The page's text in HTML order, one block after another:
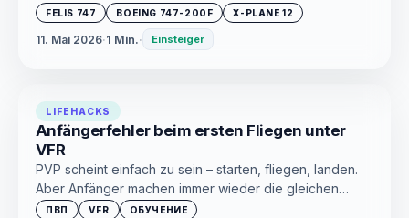
Cockpit bis zum Abschalten der Triebwerke – kein
Wasser, genau das, was Sie wirklich tun müssen.
Geeignet für alle, die das Addon gerade gekauft haben
FELIS 747 BOEING 747-200F X-PLANE 12
11. Mai 2026·1 Min.· Einsteiger
LIFEHACKS
Anfängerfehler beim ersten Fliegen unter
VFR
PVP scheint einfach zu sein – starten, fliegen, landen.
Aber Anfänger machen immer wieder die gleichen
Fehler. Wir werfen einen Blick auf die häufigsten Fehler
ПВП VFR ОБУЧЕНИЕ